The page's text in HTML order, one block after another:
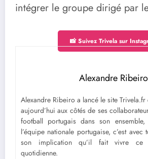
intégrer le groupe dirigé par
📸 Suivez Trivela sur
Alexandre Ribeiro
Alexandre Ribeiro a lancé le site
aujourd’hui aux côtés de ses
football portugais dans son
l’équipe nationale portugaise, c’est
son implication qu’il fait vivre ce
quotidienne.